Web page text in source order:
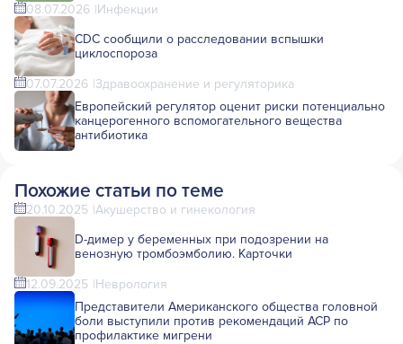
08.07.2026 Инфекции
CDC сообщили о расследовании вспышки
циклоспороза
07.07.2026 Здравоохранение и регуляторика
Европейский регулятор оценит риски потенциально
канцерогенного вспомогательного вещества
антибиотика
Похожие статьи по теме
20.10.2025 Акушерство и гинекология
D-димер у беременных при подозрении на
венозную тромбоэмболию. Карточки
12.09.2025 Неврология
Представители Американского общества головной
боли выступили против рекомендаций ACP по
профилактике мигрени